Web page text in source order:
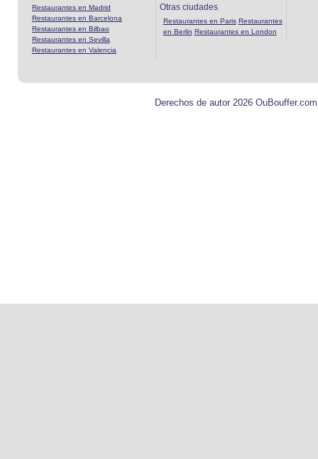
Restaurantes en Madrid
Restaurantes en Barcelona
Restaurantes en Bilbao
Restaurantes en Sevilla
Restaurantes en Valencia
Otras ciudades
Restaurantes en Paris Restaurantes
en Berlin Restaurantes en London
Derechos de autor 2026